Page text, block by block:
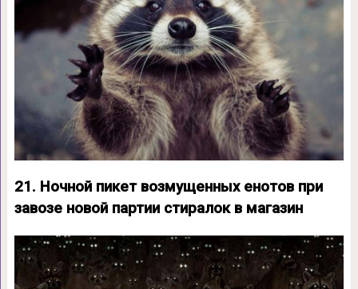
21. Ночной пикет возмущенных енотов при
завозе новой партии стиралок в магазин